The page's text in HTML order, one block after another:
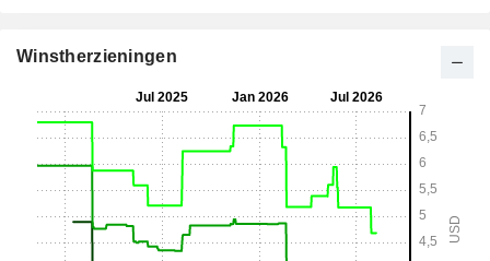
Winstherzieningen